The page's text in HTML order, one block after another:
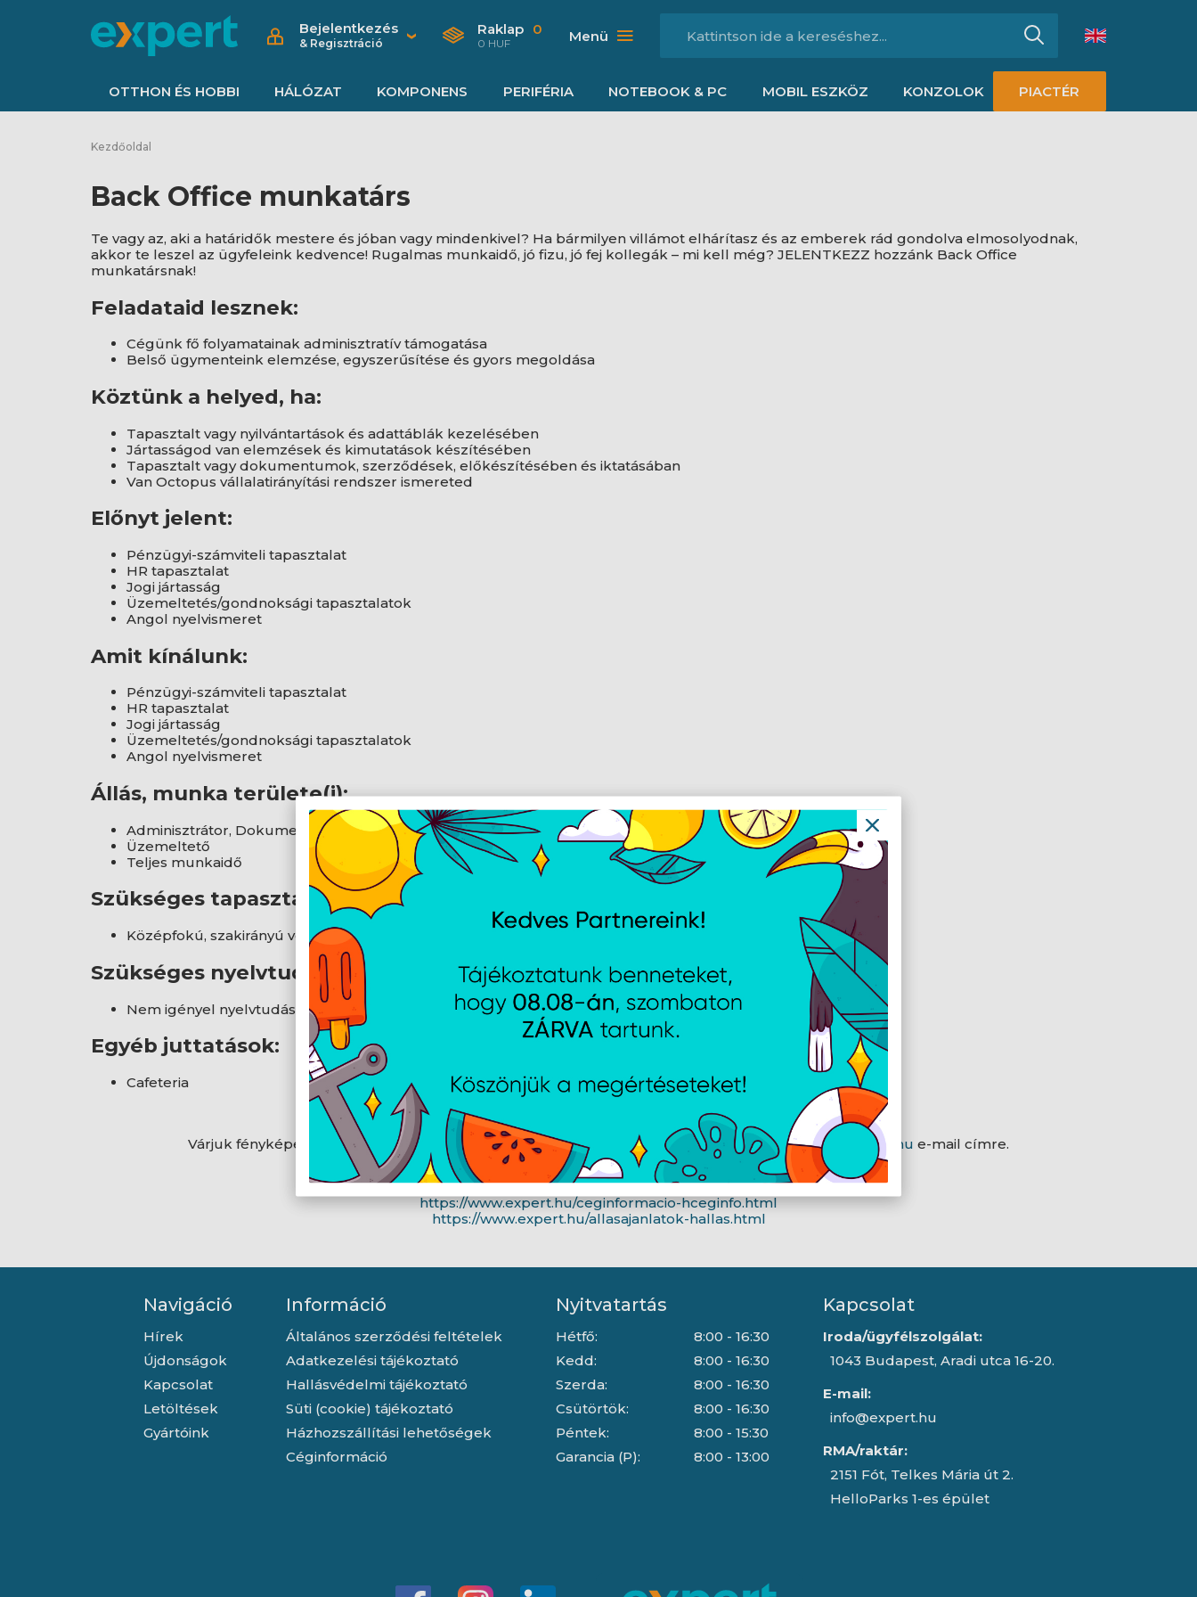
Bejelentkezés
& Regisztráció
Raklap 0
0 HUF Menü
OTTHON ÉS HOBBI HÁLÓZAT KOMPONENS PERIFÉRIA NOTEBOOK & PC MOBIL ESZKÖZ KONZOLOK PIACTÉR
Kezdőoldal
Back Office munkatárs
Te vagy az, aki a határidők mestere és jóban vagy mindenkivel? Ha bármilyen villámot elhárítasz és az emberek rád gondolva elmosolyodnak,
akkor te leszel az ügyfeleink kedvence! Rugalmas munkaidő, jó fizu, jó fej kollegák – mi kell még? JELENTKEZZ hozzánk Back Office
munkatársnak!
Feladataid lesznek:
Cégünk fő folyamatainak adminisztratív támogatása
Belső ügymenteink elemzése, egyszerűsítése és gyors megoldása
Köztünk a helyed, ha:
Tapasztalt vagy nyilvántartások és adattáblák kezelésében
Jártasságod van elemzések és kimutatások készítésében
Tapasztalt vagy dokumentumok, szerződések, előkészítésében és iktatásában
Van Octopus vállalatirányítási rendszer ismereted
Előnyt jelent:
Pénzügyi-számviteli tapasztalat
HR tapasztalat
Jogi jártasság
Üzemeltetés/gondnoksági tapasztalatok
Angol nyelvismeret
Amit kínálunk:
Pénzügyi-számviteli tapasztalat
HR tapasztalat
Jogi jártasság
Üzemeltetés/gondnoksági tapasztalatok
Angol nyelvismeret
Állás, munka területe(i):
Adminisztrátor, Dokumentumkezelő
Üzemeltető
Teljes munkaidő
Szükséges tapasztalat:
Középfokú, szakirányú végzettséggel
Szükséges nyelvtudás:
Nem igényel nyelvtudást
Egyéb juttatások:
Cafeteria
Munkavégzés helye:
H-1044 Budapest, Óradna utca 12.
Várjuk fényképes, fizetési igénnyel megjelölt önéletrajzodat a pozíció megnevezésével azhr@expert.hu e-mail címre.
További részletek:
https://www.expert.hu/ceginformacio-hceginfo.html
https://www.expert.hu/allasajanlatok-hallas.html
Navigáció
Hírek
Újdonságok
Kapcsolat
Letöltések
Gyártóink
Információ
Általános szerződési feltételek
Adatkezelési tájékoztató
Hallásvédelmi tájékoztató
Süti (cookie) tájékoztató
Házhozszállítási lehetőségek
Céginformáció
Nyitvatartás
Hétfő:
Kedd:
Szerda:
Csütörtök:
Péntek:
Garancia (P):
8:00 - 16:30
8:00 - 16:30
8:00 - 16:30
8:00 - 16:30
8:00 - 15:30
8:00 - 13:00
Kapcsolat
Iroda/ügyfélszolgálat:
1043 Budapest, Aradi utca 16-20.
E-mail:
info@expert.hu
RMA/raktár:
2151 Fót, Telkes Mária út 2.
HelloParks 1-es épület